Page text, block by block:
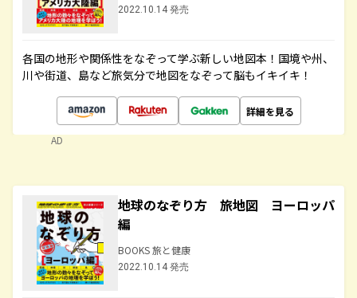
2022.10.14 発売
各国の地形や関係性をなぞって学ぶ新しい地図本！国境や州、
川や街道、島など旅気分で地図をなぞって脳もイキイキ！
詳細を見る
AD
地球のなぞり方 旅地図 ヨーロッパ
編
BOOKS 旅と健康
2022.10.14 発売